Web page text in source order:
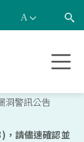
洞警訊公告
請儘速確認並